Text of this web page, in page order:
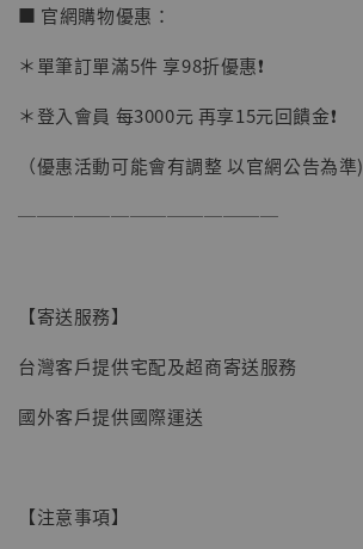
■ 官網購物優惠：
＊單筆訂單滿5件 享98折優惠❗️
＊登入會員 每3000元 再享15元回饋金❗️
（優惠活動可能會有調整 以官網公告為準)
──────────────
【寄送服務】
台灣客戶提供宅配及超商寄送服務
國外客戶提供國際運送
【注意事項】